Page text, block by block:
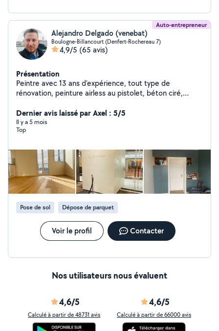
Auto-entrepreneur
Alejandro Delgado (venebat)
Boulogne-Billancourt (Denfert-Rochereau 7)
4,9/5 (65 avis)
Présentation
Peintre avec 13 ans d'expérience, tout type de
rénovation, peinture airless au pistolet, béton ciré,
Dernier avis laissé par Axel : 5/5
Il y a 5 mois
Top
Pose de sol Dépose de parquet
Voir le profil Contacter
Nos utilisateurs nous évaluent
4,6/5
Calculé à partir de 48731 avis
4,6/5
Calculé à partir de 66000 avis